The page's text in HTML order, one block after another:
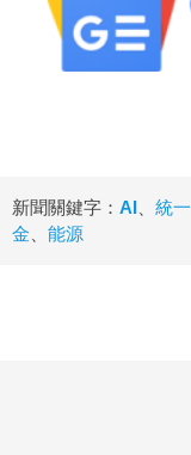
新聞關鍵字： AI 統一
金
能源